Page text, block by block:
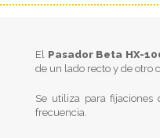
El Pasador Beta HX-
de un lado recto y de otro
Se utiliza para
frecuencia.